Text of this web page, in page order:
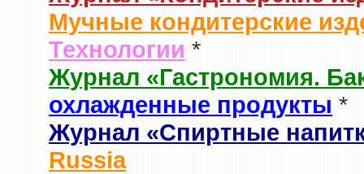
Мучные кондитерские
Технологии *
Журнал «Гастрономия.
охлажденные продукты *
Журнал «Спиртные
Russia